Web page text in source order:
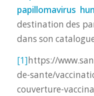
papillomavirus
destination des
dans son
[1]https://
de-sante/
couverture-